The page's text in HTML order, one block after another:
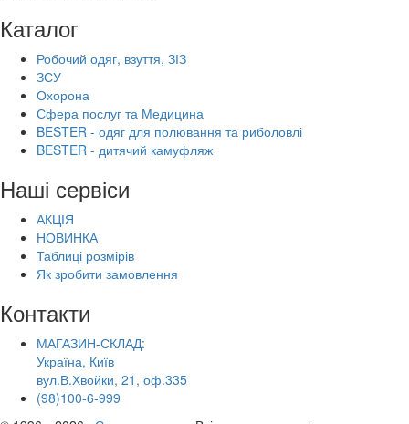
Каталог
Робочий одяг, взуття, ЗІЗ
ЗСУ
Охорона
Сфера послуг та Медицина
BESTER - одяг для полювання та риболовлі
BESTER - дитячий камуфляж
Наші сервіси
АКЦІЯ
НОВИНКА
Таблиці розмірів
Як зробити замовлення
Контакти
МАГАЗИН-СКЛАД:
Україна, Київ
вул.В.Хвойки, 21, оф.335
(98)100-6-999